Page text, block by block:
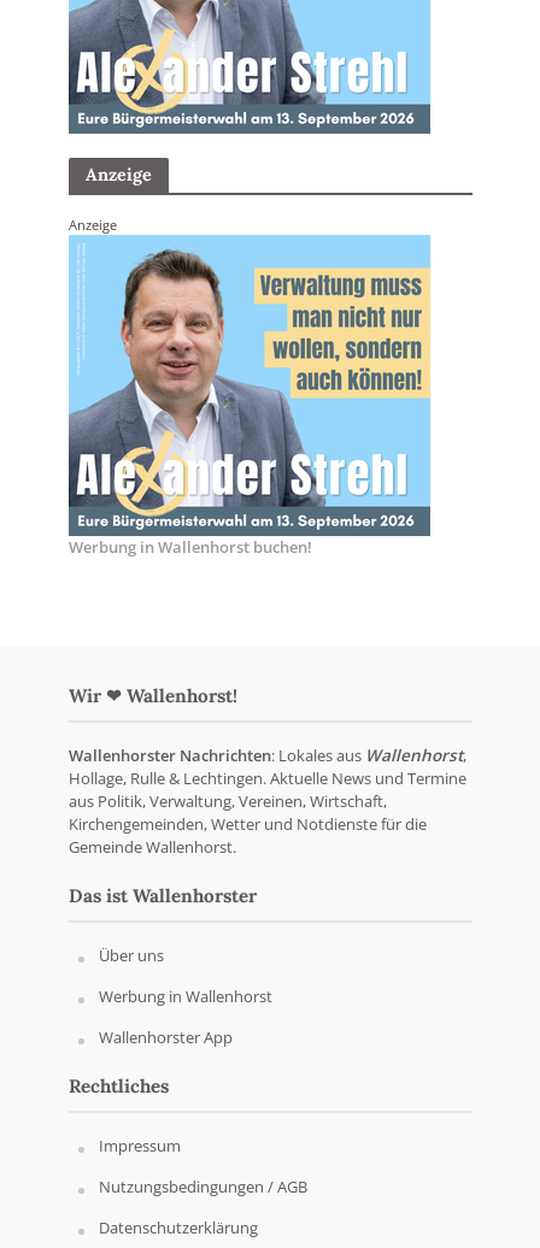
Anzeige
Anzeige
Werbung in Wallenhorst buchen!
Wir ❤ Wallenhorst!
Wallenhorster Nachrichten: Lokales aus Wallenhorst,
Hollage, Rulle & Lechtingen. Aktuelle News und Termine
aus Politik, Verwaltung, Vereinen, Wirtschaft,
Kirchengemeinden, Wetter und Notdienste für die
Gemeinde Wallenhorst.
Das ist Wallenhorster
Über uns
Werbung in Wallenhorst
Wallenhorster App
Rechtliches
Impressum
Nutzungsbedingungen / AGB
Datenschutzerklärung